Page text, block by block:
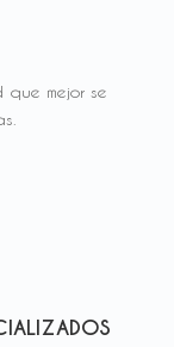
mejor se